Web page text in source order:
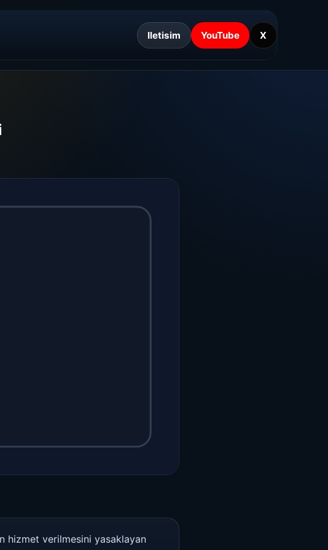
Iletisim YouTube X
hizmet verilmesini yasaklayan